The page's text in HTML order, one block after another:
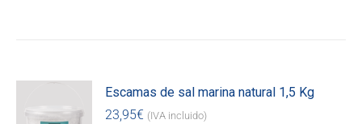
Escamas de sal marina natural 1,5 Kg
23,95€ (IVA incluido)